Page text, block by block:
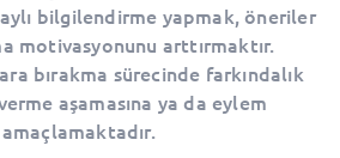
bilgilendirme yapmak, öneriler
motivasyonunu arttırmaktır.
bırakma sürecinde farkındalık
aşamasına ya da eylem
amaçlamaktadır.